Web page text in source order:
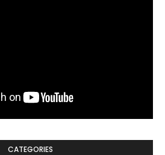
CATEGORIES